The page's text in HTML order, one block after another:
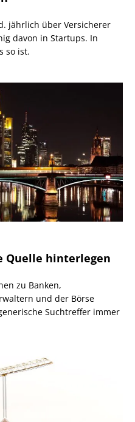
jährlich über Versicherer
davon in Startups. In
so ist.
Quelle hinterlegen
zu Banken,
und der Börse
Suchtreffer immer